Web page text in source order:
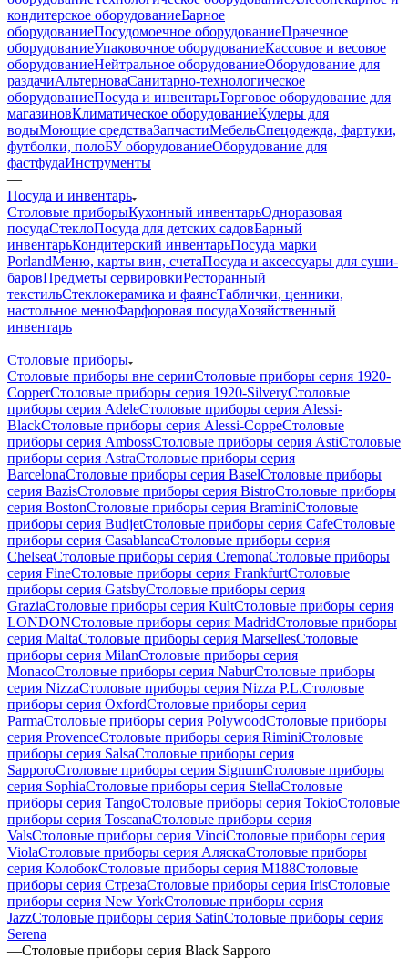
кондитерское оборудованиеБарное
оборудованиеПосудомоечное оборудованиеПрачечное
оборудованиеУпаковочное оборудованиеКассовое и весовое
оборудованиеНейтральное оборудованиеОборудование для
раздачиАльтерноваСанитарно-технологическое
оборудованиеПосуда и инвентарьТорговое оборудование для
магазиновКлиматическое оборудованиеКулеры для
водыМоющие средстваЗапчастиМебельСпецодежда, фартуки,
футболки, полоБУ оборудованиеОборудование для
фастфудаИнструменты
—
Посуда и инвентарь
Столовые приборыКухонный инвентарьОдноразовая
посудаСтеклоПосуда для детских садовБарный
инвентарьКондитерский инвентарьПосуда марки
PorlandМеню, карты вин, счетаПосуда и аксессуары для суши-
баровПредметы сервировкиРесторанный
текстильСтеклокерамика и фаянсТаблички, ценники,
настольное менюФарфоровая посудаХозяйственный
инвентарь
—
Столовые приборы
Столовые приборы вне серииСтоловые приборы серия 1920-
CopperСтоловые приборы серия 1920-SilveryСтоловые
приборы серия AdeleСтоловые приборы серия Alessi-
BlackСтоловые приборы серия Alessi-CoppeСтоловые
приборы серия AmbossСтоловые приборы серия AstiСтоловые
приборы серия AstraСтоловые приборы серия
BarcelonaСтоловые приборы серия BaselСтоловые приборы
серия BazisСтоловые приборы серия BistroСтоловые приборы
серия BostonСтоловые приборы серия BraminiСтоловые
приборы серия BudjetСтоловые приборы серия CafeСтоловые
приборы серия CasablancaСтоловые приборы серия
ChelseaСтоловые приборы серия CremonaСтоловые приборы
серия FineСтоловые приборы серия FrankfurtСтоловые
приборы серия GatsbyСтоловые приборы серия
GraziaСтоловые приборы серия KultСтоловые приборы серия
LONDONСтоловые приборы серия MadridСтоловые приборы
серия MaltaСтоловые приборы серия MarsellesСтоловые
приборы серия MilanСтоловые приборы серия
MonacoСтоловые приборы серия NaburСтоловые приборы
серия NizzaСтоловые приборы серия Nizza P.L.Столовые
приборы серия OxfordСтоловые приборы серия
ParmaСтоловые приборы серия PolywoodСтоловые приборы
серия ProvenceСтоловые приборы серия RiminiСтоловые
приборы серия SalsaСтоловые приборы серия
SapporoСтоловые приборы серия SignumСтоловые приборы
серия SophiaСтоловые приборы серия StellaСтоловые
приборы серия TangoСтоловые приборы серия TokioСтоловые
приборы серия ToscanaСтоловые приборы серия
ValsСтоловые приборы серия VinciСтоловые приборы серия
ViolaСтоловые приборы серия АляскаСтоловые приборы
серия КолобокСтоловые приборы серия М188Столовые
приборы серия СтрезаСтоловые приборы серия IrisСтоловые
приборы серия New YorkСтоловые приборы серия
JazzСтоловые приборы серия SatinСтоловые приборы серия
Serena
—Столовые приборы серия Black Sapporo